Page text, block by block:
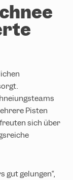
Pisten
sich über
gut gelungen“,